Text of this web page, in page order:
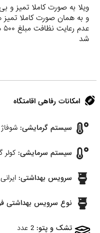
ویلا به صورت کاملا تمیز و
و به همان صورت کاملا
شد
امکانات رفاهی اقامتگاه
سیستم گرمایشی: شوفاژ
سیستم سرمایشی: کولر
سرویس بهداشتی:
نوع سرویس بهداشتی
تشک و پتو: 2 عدد